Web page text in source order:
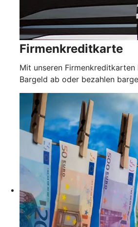
Firmenkreditkarte
Mit unseren
Bargeld ab oder bezahlen